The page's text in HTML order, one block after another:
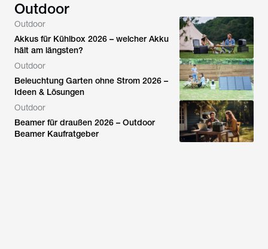
Outdoor
Outdoor
Akkus für Kühlbox 2026 – welcher Akku
hält am längsten?
Outdoor
Beleuchtung Garten ohne Strom 2026 –
Ideen & Lösungen
Outdoor
Beamer für draußen 2026 – Outdoor
Beamer Kaufratgeber